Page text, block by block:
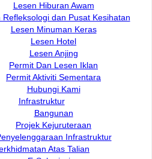
Lesen Hiburan Awam
Refleksologi dan Pusat Kesihatan
Lesen Minuman Keras
Lesen Hotel
Lesen Anjing
Permit Dan Lesen Iklan
Permit Aktiviti Sementara
Hubungi Kami
Infrastruktur
Bangunan
Projek Kejuruteraan
Infrastruktur
Atas Talian
Sampah Tambahan
& Pencatasan Pokok